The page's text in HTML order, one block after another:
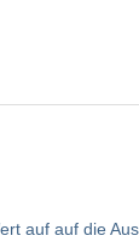
auf auf die